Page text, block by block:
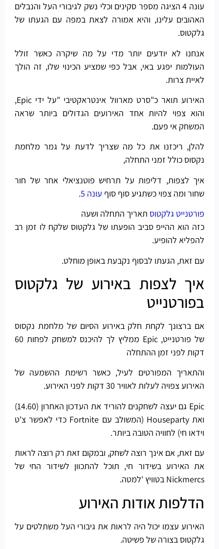
עונה 4 הציגה מספר סקינים וכלי נשק לגיבורי העל והנבלים
האהובים עלינו, והיא אמורה לצאת במפה עם הגעתו של
גלקטוס.
אנחנו לא יודעים יותר מדי על מה שיקרה כאשר זולל
העולמות יפגע באי, אבל כפי שמציע הכינוי שלו, זה הולך
לאיית צרות.
האירוע תואר כ"סרט מארוול אינטראקטיבי "על ידי Epic,
והוא צפוי להיות אחד האירועים הגדולים ביותר שראה
המשחק אי פעם.
להלן, ריכזנו את כל מה שצריך לדעת על גמר מלחמת
נקסוס כולל זמני התחלה,
איך לצפות, דליפות על תרחיש פוטנציאלי אחר של חור
שחור ומה צפוי כשתגיע סוף סוף עונה 5
.
פורטנייט גלקטוס תאריך התחלה ושעה
כזה הוא ההייפ סביב הופעתו של גלקטוס שלקח לו זמן רב
להפליא להופיע.
עם זאת, הגעתו לבסוף נקבעת באופן מוחלט.
איך לצפות באירוע של גלקטוס
בפורטנייט
אם ברצונך לקחת חלק באירוע הסיום של מלחמת נקסוס
של פורטנייט, Epic ממליץ לך להיכנס למשחק לפחות 60
דקות לפני זמן ההתחלה
והתאריך המפורטים לעיל, כאשר רשימת ההשמעה של
האירוע צפויה לעלות לאוויר 30 דקות לפני האירוע.
Epic גם יעצה לשחקנים להוריד את העדכון האחרון (14.60)
ואת Houseparty (המשולב עם Fortnite כדי לאפשר צ'ט
וידאו חי) לחוויה הטובה ביותר.
עם זאת, אם אינך רוצה לשחק, ובמקום זאת רק רוצה לראות
את האירוע בשידור חי, תוכל להתכוון לשידור החי של
Nickmercs בטוויץ 'למטה.
הדלפות אודות האירוע
האירוע עצמו יכול היה לראות את גיבורי העל משתלטים על
גלקטוס בצורה של פשיטה.